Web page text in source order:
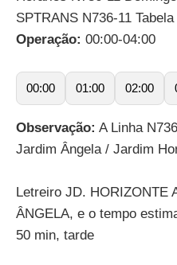
SPTRANS N736-11
Operação: 00:00-04:00
00:00 01:00 02:00
Observação: A Linha
Jardim Ângela / Jardim
Letreiro JD. HORIZONTE
ÂNGELA, e o tempo
50 min, tarde